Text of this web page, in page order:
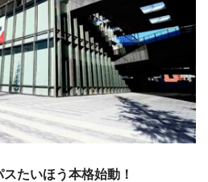
たいほう本格始動！